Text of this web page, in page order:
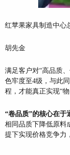
红苹果家具制造中心
胡先金
满足客户对“高品质
色牢度至4级，与此
程，才能真正实现“
“卷品质”的核心在于
相同品质下降低原料
提下实现价格竞争力，